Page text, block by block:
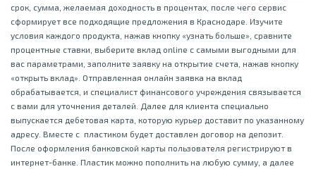
срок, сумма, желаемая доходность в процентах, после чего сервис
сформирует все подходящие предложения в Краснодаре. Изучите
условия каждого продукта, нажав кнопку «узнать больше», сравните
процентные ставки, выберите вклад online с самыми выгодными для
вас параметрами, заполните заявку на открытие счета, нажав кнопку
«открыть вклад». Отправленная онлайн заявка на вклад
обрабатывается, и специалист финансового учреждения связывается
с вами для уточнения деталей. Далее для клиента специально
выпускается дебетовая карта, которую курьер доставит по указанному
адресу. Вместе с пластиком будет доставлен договор на депозит.
После оформления банковской карты пользователя регистрируют в
интернет-банке. Пластик можно пополнить на любую сумму, а далее